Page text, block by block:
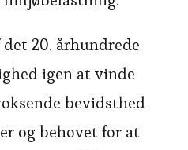
20. århundrede
igen at vinde
bevidsthed
og behovet for at